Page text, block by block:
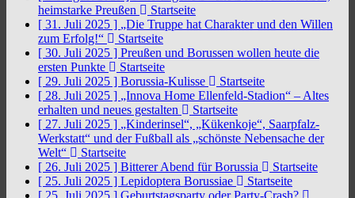
heimstarke Preußen
Startseite
[ 31. Juli 2025 ] „Die Truppe hat Charakter und den Willen
zum Erfolg!“
Startseite
[ 30. Juli 2025 ] Preußen und Borussen wollen heute die
ersten Punkte
Startseite
[ 29. Juli 2025 ] Borussia-Kulisse
Startseite
[ 28. Juli 2025 ] „Innova Home Ellenfeld-Stadion“ – Altes
erhalten und neues gestalten
Startseite
[ 27. Juli 2025 ] „Kinderinsel“, „Kükenkoje“, Saarpfalz-
Werkstatt“ und der Fußball als „schönste Nebensache der
Welt“
Startseite
[ 26. Juli 2025 ] Bitterer Abend für Borussia
Startseite
[ 25. Juli 2025 ] Lepidoptera Borussiae
Startseite
[ 25. Juli 2025 ] Geburtstagsparty oder Party-Crash?